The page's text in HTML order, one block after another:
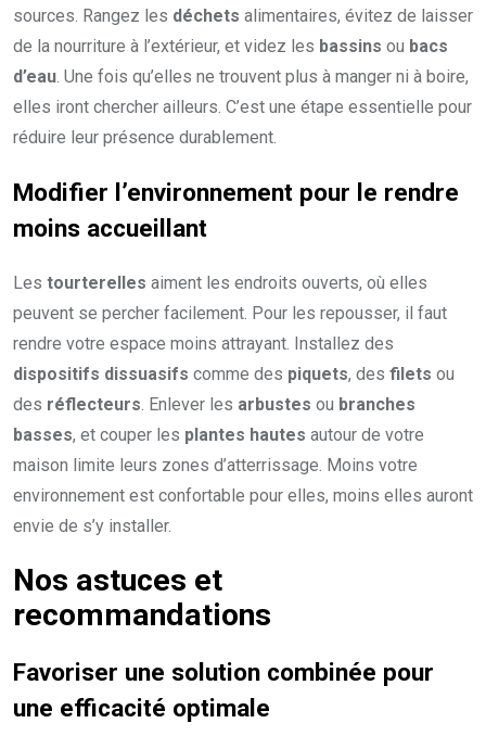
sources. Rangez les déchets alimentaires, évitez de laisser
de la nourriture à l’extérieur, et videz les bassins ou bacs
d’eau. Une fois qu’elles ne trouvent plus à manger ni à boire,
elles iront chercher ailleurs. C’est une étape essentielle pour
réduire leur présence durablement.
Modifier l’environnement pour le rendre
moins accueillant
Les tourterelles aiment les endroits ouverts, où elles
peuvent se percher facilement. Pour les repousser, il faut
rendre votre espace moins attrayant. Installez des
dispositifs dissuasifs comme des piquets, des filets ou
des réflecteurs. Enlever les arbustes ou branches
basses, et couper les plantes hautes autour de votre
maison limite leurs zones d’atterrissage. Moins votre
environnement est confortable pour elles, moins elles auront
envie de s’y installer.
Nos astuces et
recommandations
Favoriser une solution combinée pour
une efficacité optimale